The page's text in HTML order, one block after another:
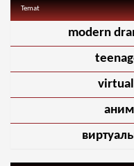
Temat
modern